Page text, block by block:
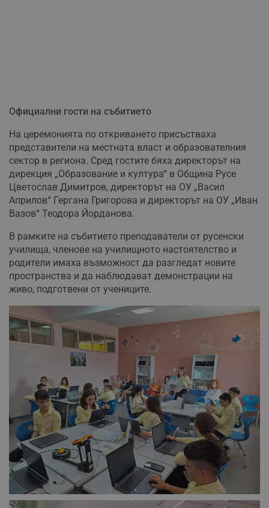
Официални гости на събитието
На церемонията по откриването присъстваха
представители на местната власт и образователния
сектор в региона. Сред гостите бяха директорът на
дирекция „Образование и култура“ в Община Русе
Цветослав Димитров, директорът на ОУ „Васил
Априлов“ Гергана Григорова и директорът на ОУ „Иван
Вазов“ Теодора Йорданова.
В рамките на събитието преподаватели от русенски
училища, членове на училищното настоятелство и
родители имаха възможност да разгледат новите
пространства и да наблюдават демонстрации на
живо, подготвени от учениците.